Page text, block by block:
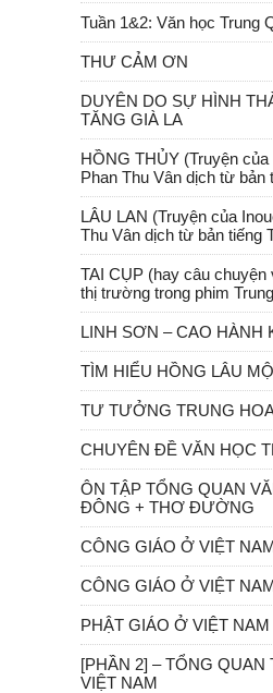
Tuần 1&2: Văn học Trung
THƯ CẢM ƠN
DUYÊN DO SỰ HÌNH
TĂNG GIÀ LA
HỒNG THỦY (Truyện của
Phan Thu Vân dịch từ bản
LÂU LAN (Truyện của
Thu Vân dịch từ bản tiếng
TAI CỤP (hay câu chuyện
thị trường trong phim
LINH SƠN – CAO HÀNH
TÌM HIỂU HỒNG LÂU
TƯ TƯỞNG TRUNG
CHUYÊN ĐỀ VĂN HỌC
ÔN TẬP TỔNG QUAN
ĐÔNG + THƠ ĐƯỜNG
CÔNG GIÁO Ở VIỆT
CÔNG GIÁO Ở VIỆT
PHẬT GIÁO Ở VIỆT NAM
[PHẦN 2] – TỔNG QUAN
VIỆT NAM